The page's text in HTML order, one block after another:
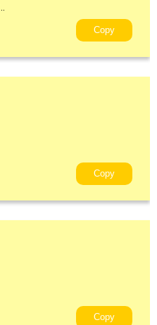
Copy
Copy
Copy